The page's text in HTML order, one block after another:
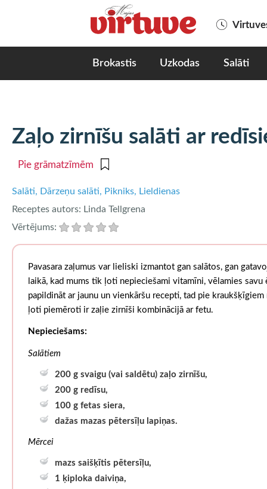
Brokastis Uzkodas Salāti
Zaļo zirnīšu salāti ar
Pie grāmatzīmēm
Salāti Dārzeņu salāti Pikniks Lieldienas
Receptes autors: Linda Tellgrena
Vērtējums:
Pavasara zaļumus var lieliski izmantot gan salātos, gan
laikā, kad mums tik ļoti nepieciešami vitamīni, vēlamies savu
papildināt ar jaunu un vienkāršu recepti, tad pie kraukšķīgiem
ļoti piemēroti ir zaļie zirnīši kombinācijā ar fetu.
Nepieciešams:
Salātiem
200 g svaigu (vai saldētu) zaļo zirnīšu,
200 g redīsu,
100 g fetas siera,
dažas mazas pētersīļu lapiņas.
Mērcei
mazs saišķītis pētersīļu,
1 ķiploka daiviņa,